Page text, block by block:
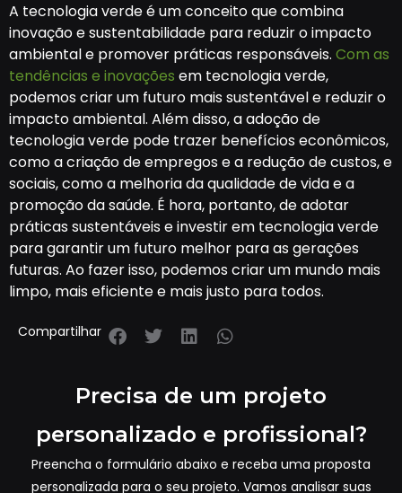
A tecnologia verde é um conceito que combina
inovação e sustentabilidade para reduzir o impacto
ambiental e promover práticas responsáveis. Com as
tendências e inovações em tecnologia verde,
podemos criar um futuro mais sustentável e reduzir o
impacto ambiental. Além disso, a adoção de
tecnologia verde pode trazer benefícios econômicos,
como a criação de empregos e a redução de custos, e
sociais, como a melhoria da qualidade de vida e a
promoção da saúde. É hora, portanto, de adotar
práticas sustentáveis e investir em tecnologia verde
para garantir um futuro melhor para as gerações
futuras. Ao fazer isso, podemos criar um mundo mais
limpo, mais eficiente e mais justo para todos.
Compartilhar
Precisa de um projeto
personalizado e profissional?
Preencha o formulário abaixo e receba uma proposta
personalizada para o seu projeto. Vamos analisar suas